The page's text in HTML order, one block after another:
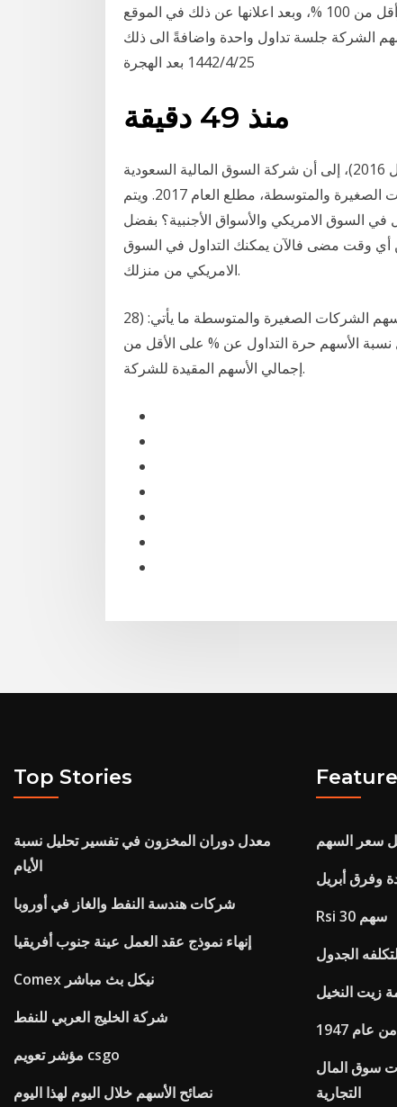
أما الشركات التي بلغت خسائرها المتراكمة 75 % فأكثر وأقل من 100 %، وبعد اعلانها عن ذلك في الموقع
الشركة جلسة تداول واحدة واضافةً الى ذلك
25‏‏/4‏‏/1442 بعد الهجرة
منذ 49 دقيقة
حائل نت – متابعات: أشارت معلومات، الإثنين (18 إبريل 2016)، إلى أن شركة السوق المالية السعودية
(تداول)، تتجه لإنشاء سوق أسهم يستهدف شريحة الشركات الصغيرة والمتوسطة، مطلع العام 2017. ويتم
السوق الامريكي والأسواق الأجنبية؟ بفضل
أي وقت مضى فالآن يمكنك التداول في السوق
الامريكي من منزلك.
28‏‏/5‏‏/1442 بعد الهجرة 24‏‏/5‏‏/1442 بعد الهجرة يشترط لقيد أسهم الشركات الصغيرة والمتوسطة ما يأتي: (
بدء تداول اسهم. الشركة.-3 أن ل تقل نسبة الأسهم حرة التداول عن % على الأقل من
إجمالي الأسهم المقيدة للشركة.
Top Stories
معدل دوران المخزون في تفسير تحليل نسبة
الأيام
شركات هندسة النفط والغاز في أوروبا
إنهاء نموذج عقد العمل عينة جنوب أفريقيا
Comex نيكل بث مباشر
شركة الخليج العربي للنفط
مؤشر تعويم csgo
نصائح الأسهم خلال اليوم لهذا اليوم
سعر السهم
وفرق أبريل
Rsi 30 سهم
الجدول
زيت النخيل
1947
سوق المال
التجارية